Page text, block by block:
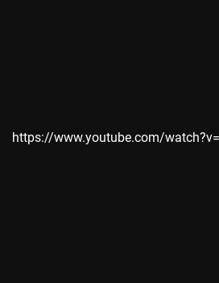
https://www.youtube.com/